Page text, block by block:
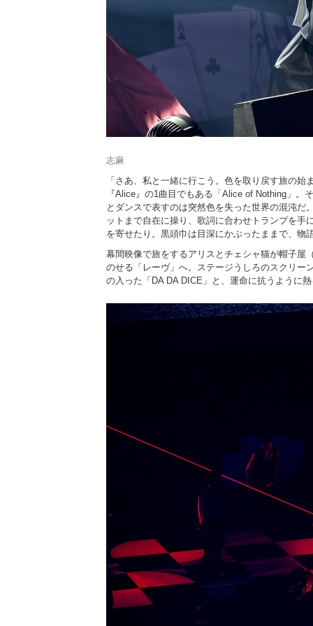
志麻
「さあ、私と一緒に行こう。色を取り戻す旅の
『Alice』の1曲目でもある「Alice of Nothing」
とダンスで表すのは突然色を失った世界の混沌
ットまで自在に操り、歌詞に合わせトランプを
を寄せたり。黒頭巾は目深にかぶったままで、物
幕間映像で旅をするアリスとチェシャ猫が帽子屋
のせる「レーヴ」へ。ステージうしろのスクリー
の入った「DA DA DICE」と、運命に抗うように